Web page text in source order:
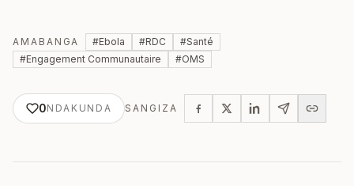
AMABANGA #Ebola #RDC #Santé
#Engagement Communautaire #OMS
0NDAKUNDA SANGIZA